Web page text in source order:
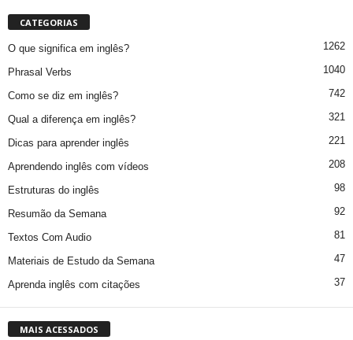
CATEGORIAS
O que significa em inglês? 1262
Phrasal Verbs 1040
Como se diz em inglês? 742
Qual a diferença em inglês? 321
Dicas para aprender inglês 221
Aprendendo inglês com vídeos 208
Estruturas do inglês 98
Resumão da Semana 92
Textos Com Audio 81
Materiais de Estudo da Semana 47
Aprenda inglês com citações 37
MAIS ACESSADOS